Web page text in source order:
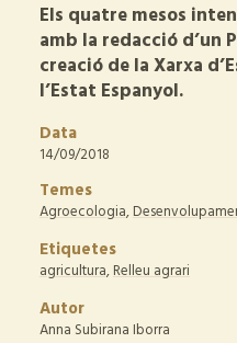
Els quatre mesos
amb la redacció d’un
creació de la Xarxa
l’Estat Espanyol.
Data
14/09/2018
Temes
Agroecologia,
Etiquetes
agricultura,Relleu agrari
Autor
Anna Subirana Iborra